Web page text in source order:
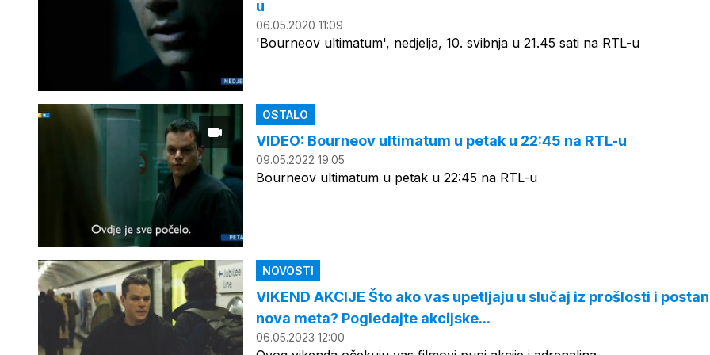
u
06.05.2020 11:09
'Bourneov ultimatum', nedjelja, 10. svibnja u 21.45 sati na RTL-u
OSTALO
VIDEO: Bourneov ultimatum u petak u 22:45 na RTL-u
09.05.2022 19:05
Bourneov ultimatum u petak u 22:45 na RTL-u
NOVOSTI
VIKEND AKCIJE Što ako vas upetljaju u slučaj iz prošlosti i
nova meta? Pogledajte akcijske...
06.05.2023 12:00